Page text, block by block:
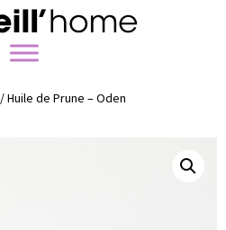
/ Huile de Prune – Oden